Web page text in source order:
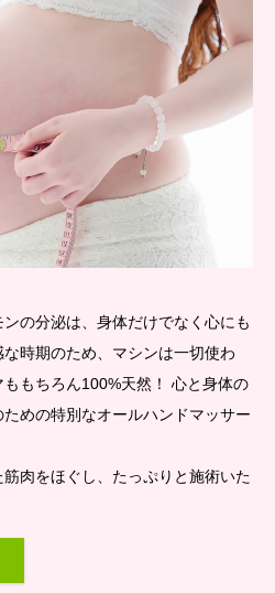
の分泌は、身体だけでなく心にも
時期のため、マシンは一切使わ
もちろん100%天然！ 心と身体の
めの特別なオールハンドマッサー
肉をほぐし、たっぷりと施術いた